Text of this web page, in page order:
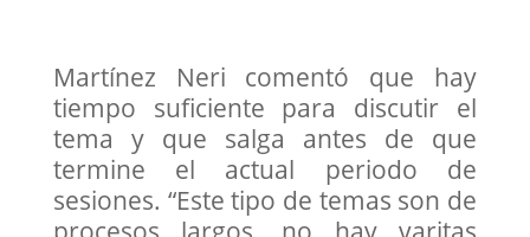
Martínez Neri comentó que hay
tiempo suficiente para discutir el
tema y que salga antes de que
termine el actual periodo de
sesiones. “Este tipo de temas son de